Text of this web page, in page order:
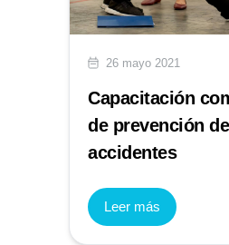
26 mayo 2021
Capacitación
de prevención de
accidentes
Leer más